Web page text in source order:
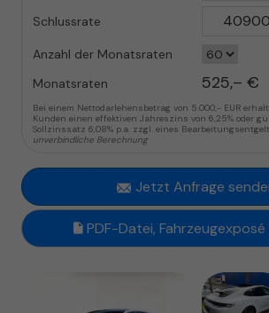
Schlussrate
Anzahl der Monatsraten
Monatsraten
525,– €
Bei einem Nettodarlehensbetrag von 5.000,- EUR
Kunden einen effektiven Jahreszins von 6,25% oder
Sollzinssatz 6,08% p.a. zzgl. eines
unverbindliche Berechnung
Jetzt Anfrage
PDF-Datei,